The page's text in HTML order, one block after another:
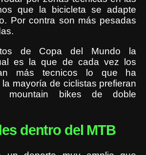
que la bicicleta se adapte
Por contra son más pesadas
de Copa del Mundo la
es la que de cada vez los
más tecnicos lo que ha
mayoría de ciclistas prefieran
mountain bikes de doble
dentro del MTB